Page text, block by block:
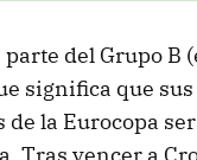
del Grupo B
significa que
de la Eurocopa